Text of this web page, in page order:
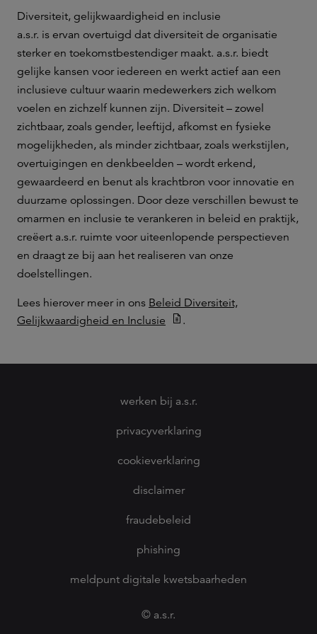
Diversiteit, gelijkwaardigheid en inclusie
a.s.r. is ervan overtuigd dat diversiteit de organisatie
sterker en toekomstbestendiger maakt. a.s.r. biedt
gelijke kansen voor iedereen en werkt actief aan een
inclusieve cultuur waarin medewerkers zich welkom
voelen en zichzelf kunnen zijn. Diversiteit – zowel
zichtbaar, zoals gender, leeftijd, afkomst en fysieke
mogelijkheden, als minder zichtbaar, zoals werkstijlen,
overtuigingen en denkbeelden – wordt erkend,
gewaardeerd en benut als krachtbron voor innovatie en
duurzame oplossingen. Door deze verschillen bewust te
omarmen en inclusie te verankeren in beleid en praktijk,
creëert a.s.r. ruimte voor uiteenlopende perspectieven
en draagt ze bij aan het realiseren van onze
doelstellingen.
Lees hierover meer in ons Beleid Diversiteit,
Gelijkwaardigheid en Inclusie
.
werken bij a.s.r.
privacyverklaring
cookieverklaring
disclaimer
fraudebeleid
phishing
meldpunt digitale kwetsbaarheden
© a.s.r.